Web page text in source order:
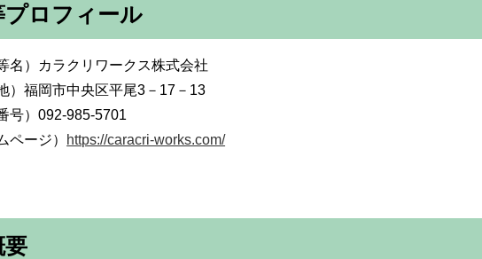
プロフィール
名）カラクリワークス株式会社
）福岡市中央区平尾3－17－13
号）092-985-5701
ージ）
https://caracri-works.com/
要